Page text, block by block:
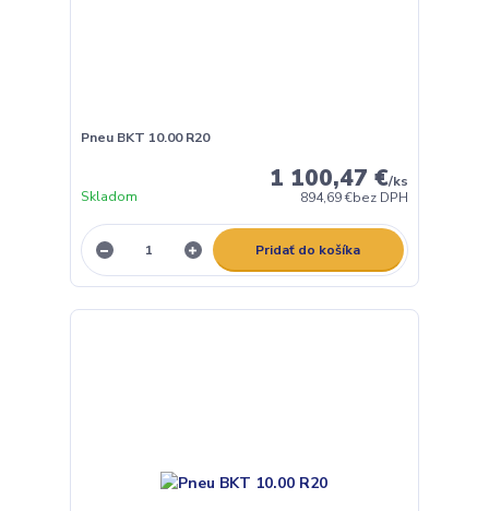
Pneu BKT 10.00 R20
1 100,47 €/ks
894,69 €bez DPH
Skladom
Pridať do košíka